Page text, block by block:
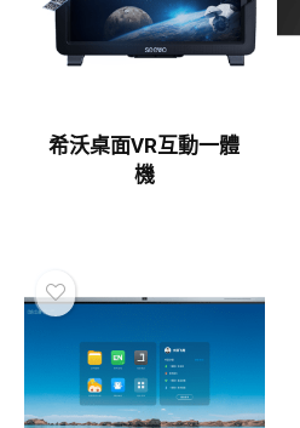
希沃桌面VR互動一體
機